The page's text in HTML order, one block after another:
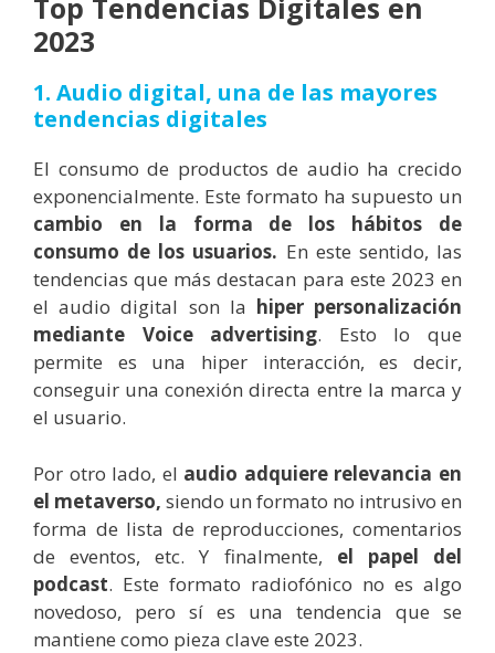
Top Tendencias Digitales en
2023
1. Audio digital, una de las mayores
tendencias digitales
El consumo de productos de audio ha crecido
exponencialmente. Este formato ha supuesto un
cambio en la forma de los hábitos de
consumo de los usuarios. En este sentido, las
tendencias que más destacan para este 2023 en
el audio digital son la hiper personalización
mediante Voice advertising. Esto lo que
permite es una hiper interacción, es decir,
conseguir una conexión directa entre la marca y
el usuario.
Por otro lado, el audio adquiere relevancia en
el metaverso, siendo un formato no intrusivo en
forma de lista de reproducciones, comentarios
de eventos, etc. Y finalmente, el papel del
podcast. Este formato radiofónico no es algo
novedoso, pero sí es una tendencia que se
mantiene como pieza clave este 2023.